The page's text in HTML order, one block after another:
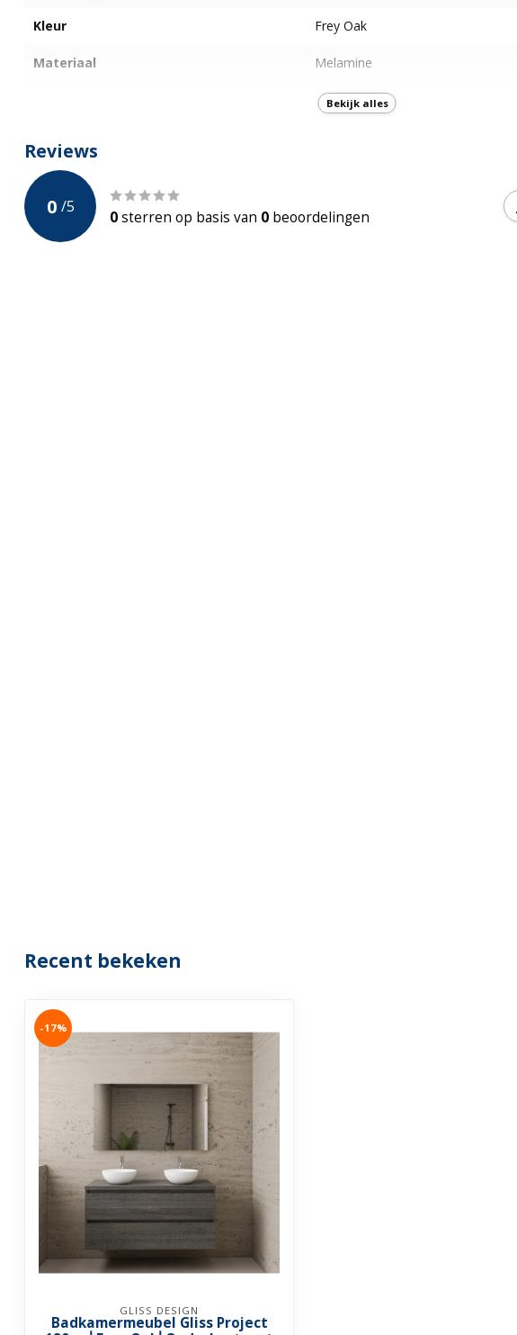
Kleur Frey Oak
Materiaal Melamine
2
Incl. Waskom
Incl. Kraan
Incl Sifon en click-waste
Bekijk alles
Reviews
0 /5
0sterren op basis van 0 beoordelingen
Recent bekeken
-17%
GLISS DESIGN
Badkamermeubel Gliss Project